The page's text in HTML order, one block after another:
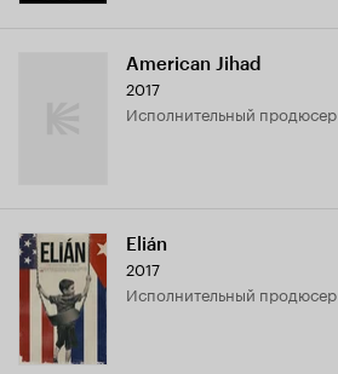
American Jihad
2017
исполнительный продюсер
Elián
2017
исполнительный продюсер